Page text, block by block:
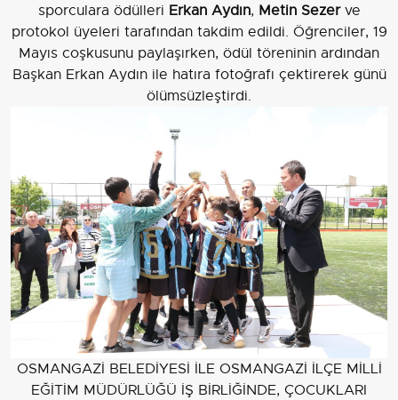
sporculara ödülleri Erkan Aydın, Metin Sezerve
protokol üyeleri tarafından takdim edildi. Öğrenciler, 19
Mayıs coşkusunu paylaşırken, ödül töreninin ardından
Başkan Erkan Aydın ile hatıra fotoğrafı çektirerek günü
ölümsüzleştirdi.
OSMANGAZİ BELEDİYESİ İLE OSMANGAZİ İLÇE MİLLİ
EĞİTİM MÜDÜRLÜĞÜ İŞ BİRLİĞİNDE, ÇOCUKLARI